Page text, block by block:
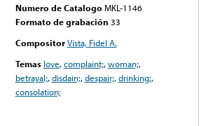
Numero de Catalogo MKL-1146
Formato de grabación 33
Compositor Vista, Fidel A.
Temas love,complaint;,woman;,
betrayal;,disdain;,despair;,drinking;,
consolation;